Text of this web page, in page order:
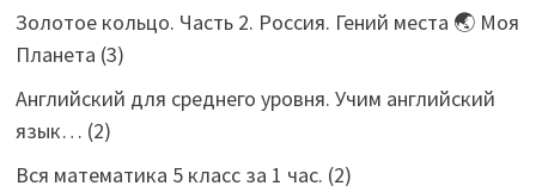
Золотое кольцо. Часть 2. Россия. Гений места 🌏 Моя
Планета (3)
Английский для среднего уровня. Учим английский
язык… (2)
Вся математика 5 класс за 1 час. (2)